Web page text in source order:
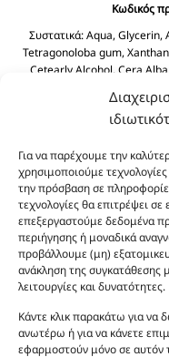
Για να παρέχουμε την
χρησιμοποιούμε
την πρόσβαση σε
τεχνολογίες θα επιτρέψει
επεξεργαστούμε δεδομένα
περιήγησης ή μοναδικά
προβάλλουμε (μη)
ανάκληση της συγκατάθεσης
λειτουργίες και δυνατότητες.
Κάντε κλικ παρακάτω για να
ανωτέρω ή για να κάνετε
εφαρμοστούν μόνο σε αυτόν
Κωδικός
Συστατικά:Aqua, Glycerin,
Tetragonoloba gum,
Cetearly Alcohol, Cera
Helianthus Annuus Seed
Tocopheryl Acetate,
Οι φωτογραφίες των
και δεν είναι προς
Σκοπός τους είναι η
Σε καμία